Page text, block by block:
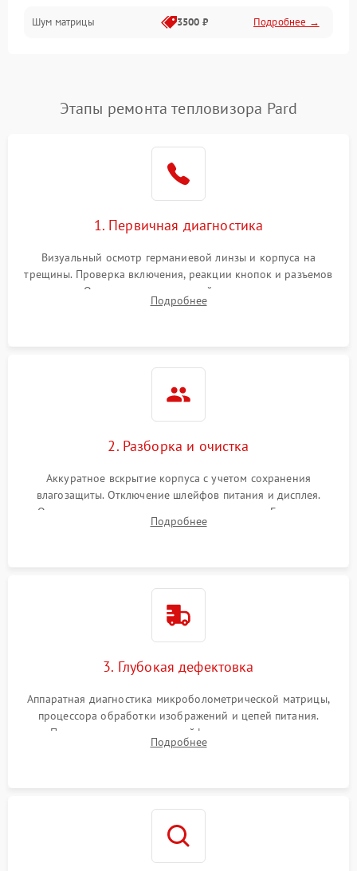
Проблемы питания
Сбои коммуникаций и интерфейсов
Экран (дисплей)
Шум матрицы 3500 ₽ Подробнее →
Этапы ремонта тепловизора Pard
1. Первичная диагностика
Визуальный осмотр германиевой линзы и корпуса на
трещины. Проверка включения, реакции кнопок и разъемов
зарядки. Оценка вывода тепловой сигнатуры на экран,
проверка базовых функций и считывание системных
Подробнее
2. Разборка и очистка
Аккуратное вскрытие корпуса с учетом сохранения
влагозащиты. Отключение шлейфов питания и дисплея.
Очистка внутренних плат от окислов и пыли. Бережная
обработка германиевого объектива специализированными
Подробнее
3. Глубокая дефектовка
Аппаратная диагностика микроболометрической матрицы,
процессора обработки изображений и цепей питания.
Проверка целостности шлейфов, модуля памяти и
интерфейсов связи. Выявление сгоревших SMD-компонентов
Подробнее